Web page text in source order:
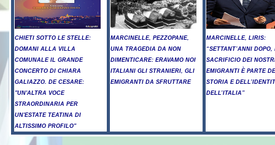
CHIETI SOTTO LE STELLE:
DOMANI ALLA VILLA
COMUNALE IL GRANDE
CONCERTO DI CHIARA
GALIAZZO. DE CESARE:
"UN'ALTRA VOCE
STRAORDINARIA PER
UN'ESTATE TEATINA DI
ALTISSIMO PROFILO"
MARCINELLE, PEZZOPANE,
UNA TRAGEDIA DA NON
DIMENTICARE: ERAVAMO NOI
ITALIANI GLI STRANIERI, GLI
EMIGRANTI DA SFRUTTARE
MARCINELLE, LIRIS:
“SETTANT’ANNI DOPO,
SACRIFICIO DEI
EMIGRANTI È PARTE
STORIA E
DELL’ITALIA”